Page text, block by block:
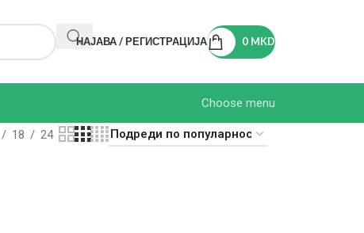
НАЈАВА / РЕГИСТРАЦИЈА 0 MKD
Choose menu
18 24